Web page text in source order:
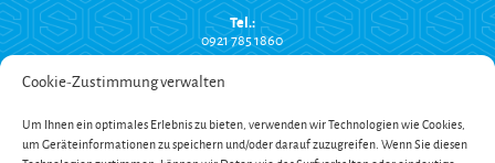
Cookie-Zustimmung verwalten
Um Ihnen ein optimales Erlebnis zu bieten, verwenden wir Technologien wie Cookies,
um Geräteinformationen zu speichern und/oder darauf zuzugreifen. Wenn Sie diesen
Tel.:
0921 785 1860
info@suchy-montagetechnik.de
Versand und Zahlung
AGB